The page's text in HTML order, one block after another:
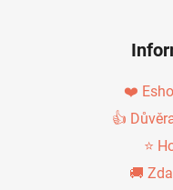
❤️
👍
⭐
🚚